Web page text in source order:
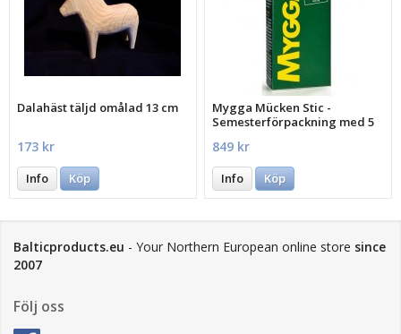
Dalahäst täljd omålad 13 cm
173 kr
Info Köp
Mygga Mücken Stic -
Semesterförpackning med 5
849 kr
Info Köp
Balticproducts.eu - Your Northern European online store since
2007
Följ oss